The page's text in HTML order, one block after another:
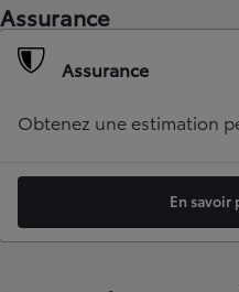
Assurance
Assurance
Obtenez une estimation
En savoir